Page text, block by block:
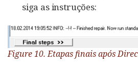
siga as instruções:
Figure 10. Etapas finais após